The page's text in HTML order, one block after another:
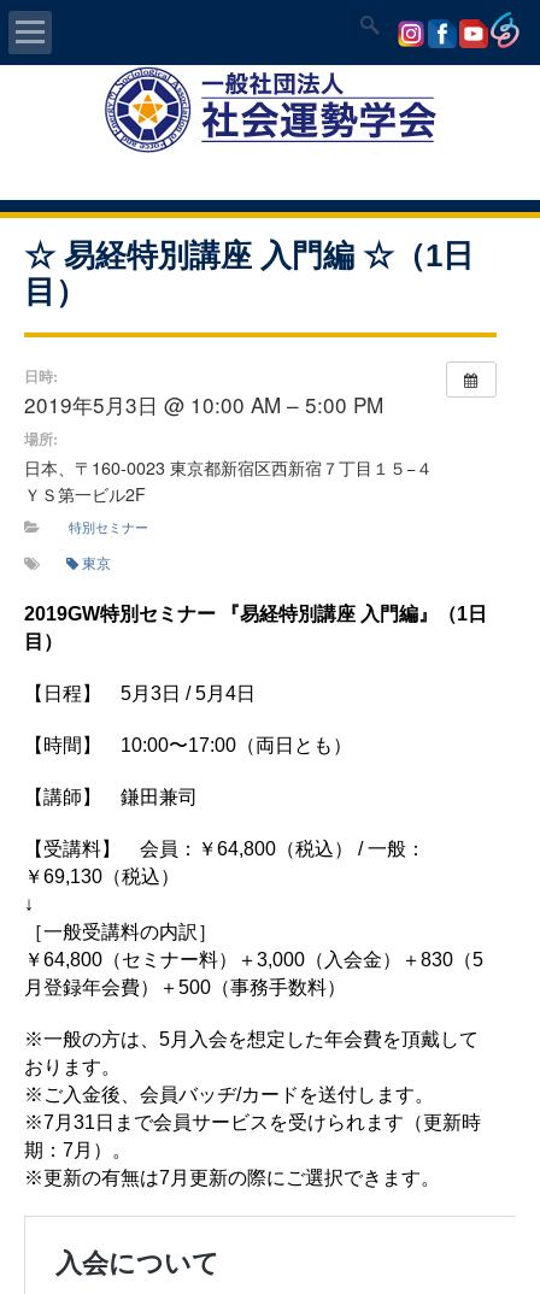
認定講師資格試験
気学/易 セミナー
開運MAPS
☆ 易経特別講座 入門編 ☆（1日
目）
日時:
2019年5月3日 @ 10:00 AM – 5:00 PM
場所:
日本、〒160-0023 東京都新宿区西新宿７丁目１５−４
ＹＳ第一ビル2F
特別セミナー
東京
2019GW特別セミナー 『易経特別講座 入門編』（1日
目）
【日程】 5月3日 / 5月4日
【時間】 10:00〜17:00（両日とも）
【講師】 鎌田兼司
【受講料】 会員：￥64,800（税込） / 一般：
￥69,130（税込）
↓
［一般受講料の内訳］
￥64,800（セミナー料）＋3,000（入会金）＋830（5
月登録年会費）＋500（事務手数料）
※一般の方は、5月入会を想定した年会費を頂戴して
おります。
※ご入金後、会員バッヂ/カードを送付します。
※7月31日まで会員サービスを受けられます（更新時
期：7月）。
※更新の有無は7月更新の際にご選択できます。